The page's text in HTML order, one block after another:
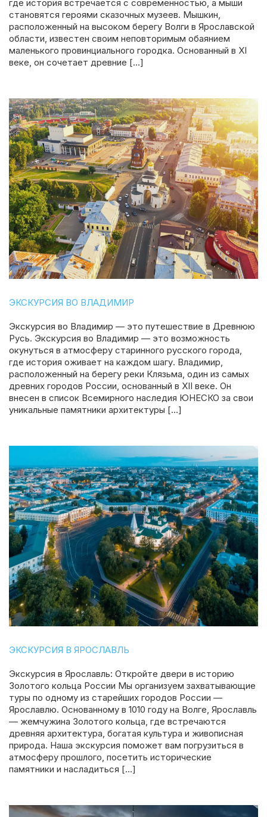
где история встречается с современностью, а мыши
становятся героями сказочных музеев. Мышкин,
расположенный на высоком берегу Волги в Ярославской
области, известен своим неповторимым обаянием
маленького провинциального городка. Основанный в XI
веке, он сочетает древние […]
ЭКСКУРСИЯ ВО ВЛАДИМИР
Экскурсия во Владимир — это путешествие в Древнюю
Русь. Экскурсия во Владимир — это возможность
окунуться в атмосферу старинного русского города,
где история оживает на каждом шагу. Владимир,
расположенный на берегу реки Клязьма, один из самых
древних городов России, основанный в XII веке. Он
внесен в список Всемирного наследия ЮНЕСКО за свои
уникальные памятники архитектуры […]
ЭКСКУРСИЯ В ЯРОСЛАВЛЬ
Экскурсия в Ярославль: Откройте двери в историю
Золотого кольца России Мы организуем захватывающие
туры по одному из старейших городов России —
Ярославлю. Основанному в 1010 году на Волге, Ярославль
— жемчужина Золотого кольца, где встречаются
древняя архитектура, богатая культура и живописная
природа. Наша экскурсия поможет вам погрузиться в
атмосферу прошлого, посетить исторические
памятники и насладиться […]